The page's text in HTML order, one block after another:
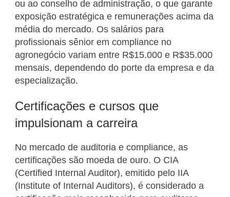
ou ao conselho de administração, o que garante
exposição estratégica e remunerações acima da
média do mercado. Os salários para
profissionais sênior em compliance no
agronegócio variam entre R$15.000 e R$35.000
mensais, dependendo do porte da empresa e da
especialização.
Certificações e cursos que
impulsionam a carreira
No mercado de auditoria e compliance, as
certificações são moeda de ouro. O CIA
(Certified Internal Auditor), emitido pelo IIA
(Institute of Internal Auditors), é considerado a